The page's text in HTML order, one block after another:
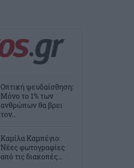
Οπτική ψευδαίσθηση:
Μόνο το 1% των
ανθρώπων θα βρει
τον...
Καμίλα Καμπέγιο:
Νέες φωτογραφίες
από τις διακοπές...